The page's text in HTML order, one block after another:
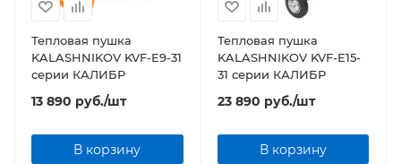
Тепловая пушка
KALASHNIKOV KVF-E9-31
серии КАЛИБР
13 890 руб./шт
В корзину
Тепловая пушка
KALASHNIKOV KVF-E15-
31 серии КАЛИБР
23 890 руб./шт
В корзину